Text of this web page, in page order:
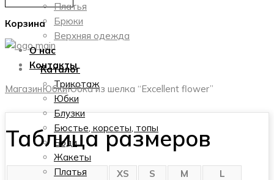
Корзина
Каталог
Трикотаж
Юбки
Блузки
Бюстье, корсеты, топы
Боди
Жакеты
Платья
Платья
Брюки
Верхняя одежда
О нас
Контакты
МагазинЮбкиЮбка из шелка “Excellent flower”
Таблица размеров
XS S M
L